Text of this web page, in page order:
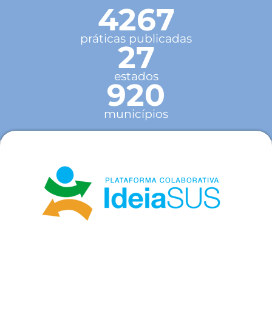
4267
práticas publicadas
27
estados
920
municípios